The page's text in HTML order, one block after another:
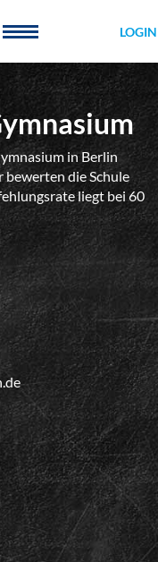
LOGIN
in Berlin
die Schule
liegt bei 60